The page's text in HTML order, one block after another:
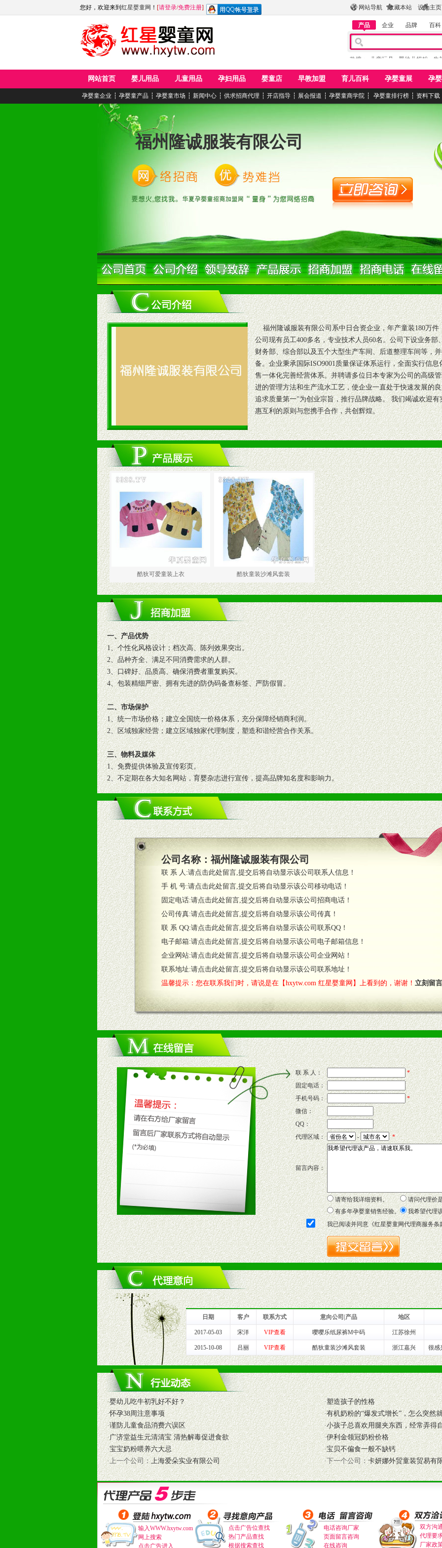
网站导航 收藏本站 设为主页
您好，欢迎来到 红星婴童网 ！ [请登录/免费注册]
产品 企业 品牌 百科
热搜： 儿童玩具 婴幼儿奶粉 牛
网站首页 婴儿用品 儿童用品 孕妇用品 婴童店 早教加盟 育儿百科 孕婴童展 孕
孕婴童企业 ┆ 孕婴童产品 ┆ 孕婴童市场 ┆ 新闻中心 ┆ 供求招商代理 ┆ 开店指导 ┆ 展会报道 ┆ 孕婴童商学院 ┆ 孕婴童排行榜 ┆ 资料下载
福州隆诚服装有限公司
福州隆诚服装有限公司系中日合资企业，年产童装180万件
公司现有员工400多名，专业技术人员60名。公司下设业务
财务部、综合部以及五个大型生产车间、后道整理车间等，
备。企业秉承国际ISO9001质量保证体系运行，全面实行信
售一体化完善经营体系。并聘请多位日本专家为公司的高级
进的管理方法和生产流水工艺，使企业一直处于快速发展的
追求质量第一”为创业宗旨，推行品牌战略。 我们竭诚欢迎
惠互利的原则与您携手合作，共创辉煌。
酷狄可爱童装上衣 酷狄童装沙滩风套装
一、产品优势
1、个性化风格设计；档次高、陈列效果突出。
2、品种齐全、满足不同消费需求的人群。
3、口碑好、品质高、确保消费者重复购买。
4、包装精细严密、拥有先进的防伪码备查标签、严防假冒。
二、市场保护
1、统一市场价格；建立全国统一价格体系，充分保障经销商利润。
2、区域独家经营；建立区域独家代理制度，塑造和谐经营合作关系。
三、物料及媒体
1、免费提供体验及宣传彩页。
2、不定期在各大知名网站，育婴杂志进行宣传，提高品牌知名度和影响力。
3、根据地方实际情况提供销售喷绘画、促销架等销售道具。
四、市场操作及支持
1、根据区域市场协助制定具体营销策略。
2、根据具体情况公司给予必要市场支持。
3、根据市场需要，派驻区域销售人员全程跟踪服务，以确保产品顺利销售。
4、根据市场情况公司给予专职或兼职的业务代表及终端导购支持。
五、退换货制度
1、给予前期市场操作一定比例退换货政策。
2、对于临期，滞销品给予一定比例调换政策。
六、服务优势
1、完善的信息服务咨询中心：本着对代理商负责的态度，我们将及时回复您的疑问。
2、售后服务：突发性产品问题或消费者意见反馈，我们予以及时受理记录并合理妥善解决。
3、我们时刻整理各区销售情况，帮您诊断、分析市场，及时收编销售效果显着的案例，与您共商启动市场。
七、招商代理（全国各地）
1、认同我们的经营理念。
2、具备较好商业信誉和资金实力。
3、具备区域内良好的终端网点和销售渠道。
4、具备一定业务团队能力覆盖区域的流通渠道，孕婴童渠道，医药渠道并为之提供配送服务。
5、具备较强的市场操作意识，投入意识和配合意识。
八、品牌产品
1、不断提升品牌的知名度，美誉度。
2、不断开创新产品不断满足消费者的新需求及适应市场变化。
九、加盟优势
1、广告企划支持：产品手册、POP宣传画、三折页及宣传礼品全面配赠，免费提供软硬性平面广告、电台广
场武器。
2、市场保护支持：供优质产品，全套合法经营手续，采取统一底价供货、严格保证区域市场独占，杜绝串货
3、对代理商、经销商提供公司资执证明复印件，财务以帐单，税务发票，产品质量报告检测单，产品批号；
4、营销技术支持：因地制宜，采取方案，专家顾问团提供专柜、社区、HS、名人营销等各种模式市场实战操
5、返利奖励支持：累计进货奖励，年终完成任务返利。
6、售后服务支持：营销全程跟踪服务，提供企划、咨询、培训等企业售后服务。
7、退换货支持：诚信为本的退换货保障制度，使经销商市场操作全程无忧。
十、代理条件
1、拥有婴幼儿产品经销网络，营养品或保健食品相关渠道者。
2、认同公司产品及经营理念，有良好的商业道德，良好的商誉，良好的市场网络的公司及销售自然人。
3、严格按照统一最低渠道价格，统一最低零售价销售，保证良性的价格体系，保证均衡的利润体系。
4、具有一定的资金实力，良好的商业信誉，具备地理区位优势。
5、为维护区域经销商利益，不得窜货。
十一、公司支持
1、免费人员培训支持
由销售明星、业务拓展能手、专业营养师、儿童营养专家为客户提供包括销售、营养、售后服务等各项专业培
2、终端宣传品支持
提供全国统一的产品手册、妈妈手册、VI手册、专柜、POP终端宣传物料、多样化的促销物品、礼品等。
3、大型促销活动支持
根据市场开发需要，为代理商、经销商提供活动策划，物料支持、人员支持等。媒体宣传支持
专业的孕婴童媒体、杂志、直销目录等全国性投放，扩大产品体宣传支持
专业的孕婴童媒体、杂志、直销目录等全国性投放，扩大产品宣传，提高产品美誉度。
4、专业完善的售后服务支持
5、确保经销商相应区域内的独家垄断性经营权益。
6、实施经营管理支持，根据经销商销售情况派人员驻地指导。
7、严格控制价格的波动，并给予相应的政策，充分保证经销产品丰厚的利润空间和市场经营的高额回报。
8、提供合理的退换货保障制度，保证经销商合作零风险。
9、及时有力的推出各种终端促销活动来帮助经销商启动和拉动市场销售，提供终端物料及宣传促销用品的支
拉宝、海报、试用装等）
10、提供信息支持，使经销商商融入公司经营中，充分了解来自公司的行销计划，产品的发展，以及行业市场
11、提供方便、快捷、灵活、安全、高效和准确的后勤配送物。
12、不断寻求国际前缘产品，完善母婴、儿童产品品类，为中国妈妈、宝宝提供完善的营养健康产品和宣传
公司名称：福州隆诚服装有限公司
联 系 人:请点击此处留言,提交后将自动显示该公司联系人信息！
手 机 号:请点击此处留言,提交后将自动显示该公司移动电话！
固定电话:请点击此处留言,提交后将自动显示该公司招商电话！
公司传真:请点击此处留言,提交后将自动显示该公司传真！
联 系 QQ:请点击此处留言,提交后将自动显示该公司联系QQ！
电子邮箱:请点击此处留言,提交后将自动显示该公司电子邮箱信息！
企业网站:请点击此处留言,提交后将自动显示该公司企业网站！
联系地址:请点击此处留言,提交后将自动显示该公司联系地址！
温馨提示：您在联系我们时，请说是在【hxytw.com 红星婴童网】上看到的，谢谢！ 立刻留言
联 系 人：
*
固定电话：
手机号码：
*
微信：
QQ：
代理区域：
- *
留言内容：
请寄给我详细资料。
请问代理价
有多年孕婴童销售经验。
我希望代理
我已阅读并同意《红星婴童网代理商服务条
日期 客户 联系方式 意向公司|产品 地区
2017-05-03 宋洋 VIP查看 嘤嘤乐纸尿裤M中码 江苏徐州
2015-10-08 吕丽 VIP查看 酷狄童装沙滩风套装 浙江嘉兴 很感
·婴幼儿吃牛初乳好不好？ ·塑造孩子的性格
·怀孕38周注意事项 ·有机奶粉的“爆发式增长”，怎么突然
·谨防儿童食品消费六误区 ·小孩子总喜欢用腿夹东西，经常弄得
·广济堂益生元清清宝 清热解毒促进食欲 ·伊利金领冠奶粉价格
·宝宝奶粉喂养六大忌 ·宝贝不偏食一般不缺钙
·上一个公司：上海爱朵实业有限公司 ·下一个公司：卡妍娜外贸童装贸易有
输入WWW.hxytw.com
网上搜索
点击广告进入
点击广告位查找
热门产品查找
根据搜索查找
电话咨询厂家
页面留言咨询
在线咨询
双方沟
代理要
厂家政